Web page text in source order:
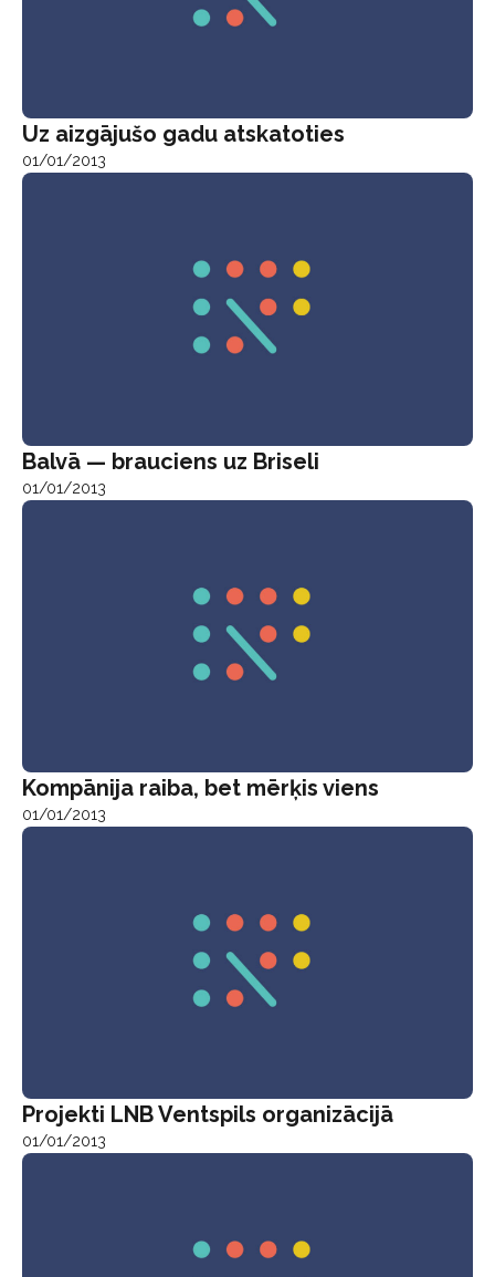
Uz aizgājušo gadu atskatoties
01/01/2013
Balvā — brauciens uz Briseli
01/01/2013
Kompānija raiba, bet mērķis viens
01/01/2013
Projekti LNB Ventspils organizācijā
01/01/2013